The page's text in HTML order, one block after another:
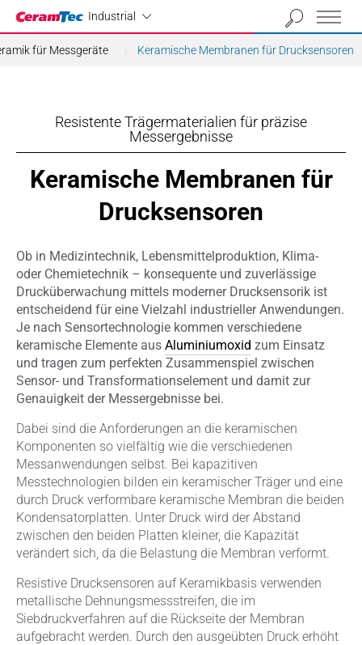
Industrial
Industrial
für Messgeräte Keramische Membranen für Drucksensoren
Resistente Trägermaterialien für präzise
Messergebnisse
Keramische Membranen für
Drucksensoren
Ob in Medizintechnik, Lebensmittelproduktion, Klima-
oder Chemietechnik – konsequente und zuverlässige
Drucküberwachung mittels moderner Drucksensorik ist
entscheidend für eine Vielzahl industrieller Anwendungen.
Je nach Sensortechnologie kommen verschiedene
keramische Elemente aus Aluminiumoxid zum Einsatz
und tragen zum perfekten Zusammenspiel zwischen
Sensor- und Transformationselement und damit zur
Genauigkeit der Messergebnisse bei.
Dabei sind die Anforderungen an die keramischen
Komponenten so vielfältig wie die verschiedenen
Messanwendungen selbst. Bei kapazitiven
Messtechnologien bilden ein keramischer Träger und eine
durch Druck verformbare keramische Membran die beiden
Kondensatorplatten. Unter Druck wird der Abstand
zwischen den beiden Platten kleiner, die Kapazität
verändert sich, da die Belastung die Membran verformt.
Resistive Drucksensoren auf Keramikbasis verwenden
metallische Dehnungsmessstreifen, die im
Siebdruckverfahren auf die Rückseite der Membran
aufgebracht werden. Durch den ausgeübten Druck erhöht